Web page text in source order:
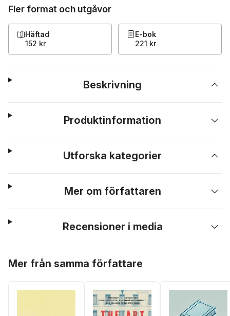
Fler format och utgåvor
Häftad
152 kr
E-bok
221 kr
Beskrivning
Produktinformation
Utforska kategorier
Mer om författaren
Recensioner i media
Mer från samma författare